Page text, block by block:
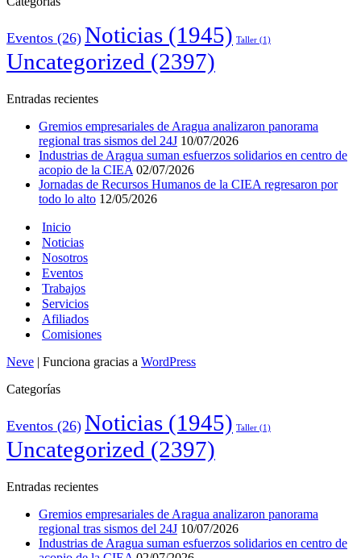
Eventos (26) Noticias (1945) Taller (1)
Uncategorized (2397)
Entradas recientes
Gremios empresariales de Aragua analizaron panorama
regional tras sismos del 24J 10/07/2026
Industrias de Aragua suman esfuerzos solidarios en centro de
acopio de la CIEA 02/07/2026
Jornadas de Recursos Humanos de la CIEA regresaron por
todo lo alto 12/05/2026
Inicio
Noticias
Nosotros
Eventos
Trabajos
Servicios
Afiliados
Comisiones
Neve | Funciona gracias a WordPress
Categorías
Eventos (26) Noticias (1945) Taller (1)
Uncategorized (2397)
Entradas recientes
Gremios empresariales de Aragua analizaron panorama
regional tras sismos del 24J 10/07/2026
Industrias de Aragua suman esfuerzos solidarios en centro de